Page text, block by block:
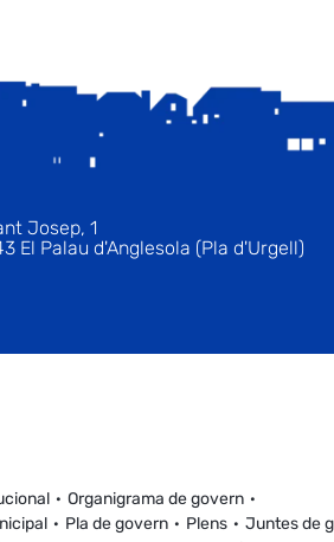
Josep, 1
El Palau d'Anglesola (Pla d'Urgell)
Organigrama de govern
Pla de govern Plens
Juntes de